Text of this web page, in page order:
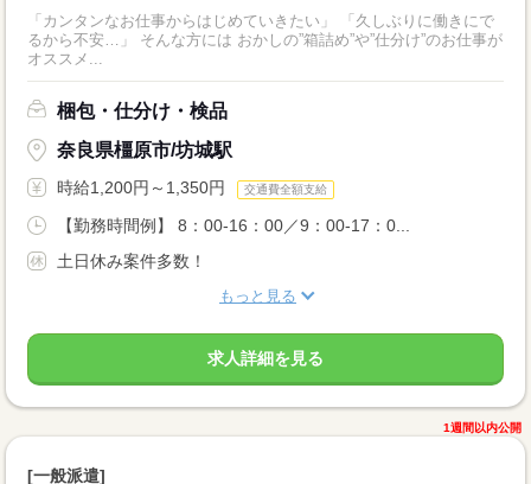
「カンタンなお仕事からはじめていきたい」 「久しぶりに働きにで
るから不安…」 そんな方には おかしの”箱詰め”や”仕分け”のお仕事が
オススメ...
梱包・仕分け・検品
奈良県橿原市/坊城駅
時給1,200円～1,350円 交通費全額支給
【勤務時間例】 8：00-16：00／9：00-17：0...
土日休み案件多数！
もっと見る
求人詳細を見る
1週間以内公開
[一般派遣]